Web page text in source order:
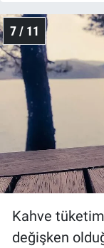
7 / 11
Kahve
değişken